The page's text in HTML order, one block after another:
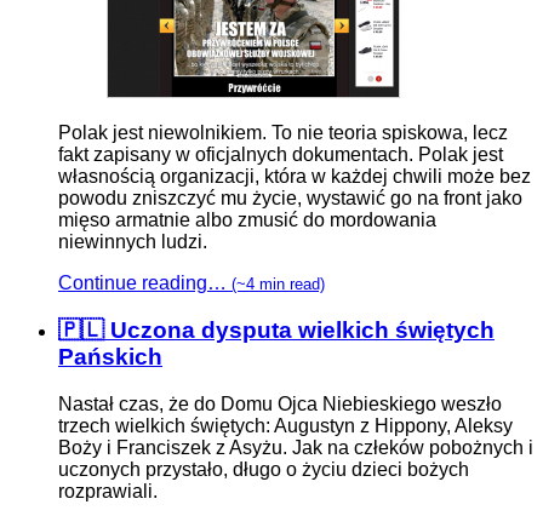
Polak jest niewolnikiem. To nie teoria spiskowa, lecz
fakt zapisany w oficjalnych dokumentach. Polak jest
własnością organizacji, która w każdej chwili może bez
powodu zniszczyć mu życie, wystawić go na front jako
mięso armatnie albo zmusić do mordowania
niewinnych ludzi.
Continue reading… (~4 min read)
🇵🇱 Uczona dysputa wielkich świętych
Pańskich
Nastał czas, że do Domu Ojca Niebieskiego weszło
trzech wielkich świętych: Augustyn z Hippony, Aleksy
Boży i Franciszek z Asyżu. Jak na człeków pobożnych i
uczonych przystało, długo o życiu dzieci bożych
rozprawiali.